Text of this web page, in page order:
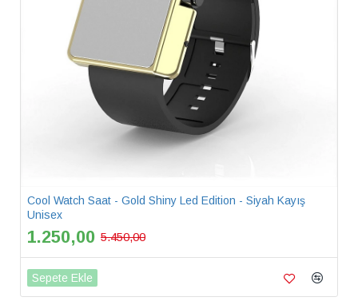
Cool Watch Saat - Gold Shiny Led Edition - Siyah Kayış
Unisex
1.250,00 5.450,00
Sepete Ekle